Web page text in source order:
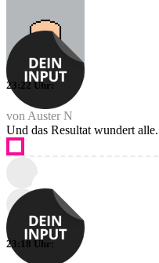
23:22 Uhr:
von Auster N
Und das Resultat wundert
23:18 Uhr: